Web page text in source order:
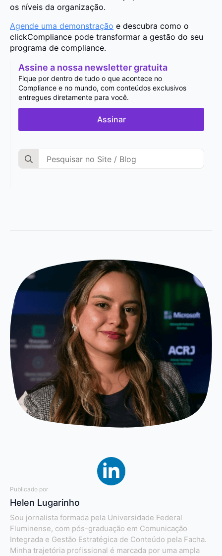
os níveis da organização.
Agende uma demonstração e descubra como o
clickCompliance pode transformar a gestão do seu
programa de compliance.
Assine a nossa newsletter gratuita
Fique por dentro de tudo o que acontece no
Compliance e no mundo, com conteúdos exclusivos
entregues diretamente para você.
Assinar
Search
for:
Publicado por
Helen Lugarinho
Sou jornalista formada pela Universidade Federal
Fluminense, com pós-graduação em Comunicação
Integrada e Gestão Estratégica de Conteúdo pela Facha.
Minha trajetória profissional é marcada por uma ampla